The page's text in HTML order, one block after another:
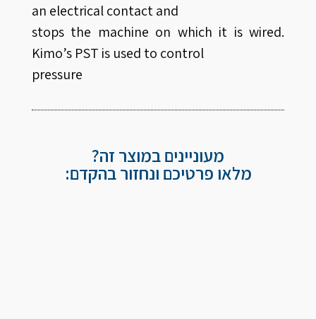
an electrical contact and
stops the machine on which it is wired.
Kimo’s PST is used to control
pressure
מעוניינים במוצר זה?
מלאו פרטיכם ונחזור בהקדם: